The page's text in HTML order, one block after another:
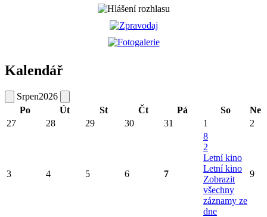
Kalendář
Srpen2026
Po
Út St Čt Pá So
Ne
27
28 29 30 31 1 2
3 4 5 6 7
8
2
Letní kino
Letní kino
Zobrazit
všechny
záznamy ze
dne
9